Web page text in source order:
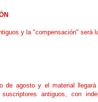
y la "compensación" será
de agosto y el material
antiguos, con